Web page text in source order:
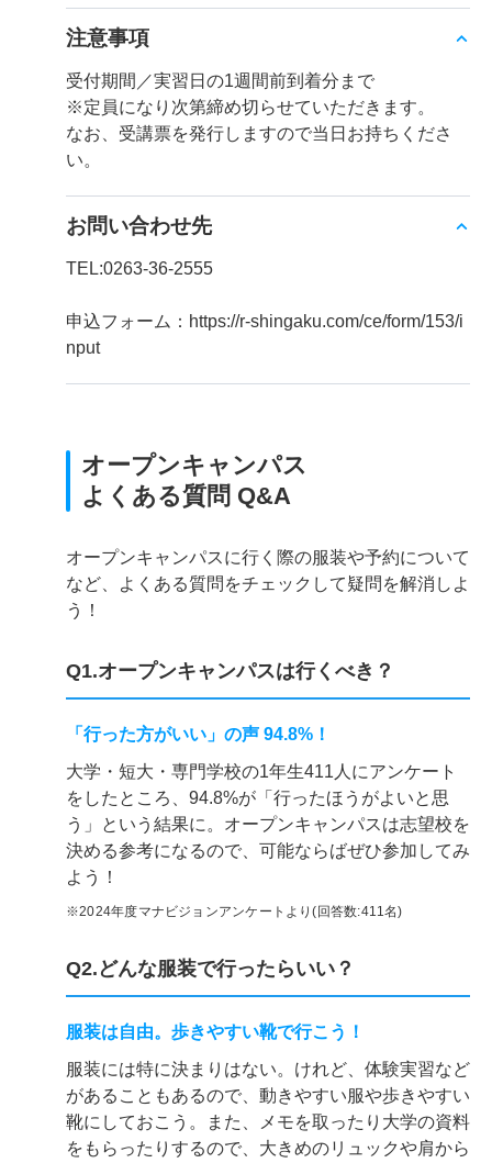
注意事項
受付期間／実習日の1週間前到着分まで
※定員になり次第締め切らせていただきます。
なお、受講票を発行しますので当日お持ちくださ
い。
お問い合わせ先
TEL:0263-36-2555
申込フォーム：https://r-shingaku.com/ce/form/153/i
nput
オープンキャンパス
よくある質問 Q&A
オープンキャンパスに行く際の服装や予約について
など、よくある質問をチェックして疑問を解消しよ
う！
Q1.オープンキャンパスは行くべき？
「行った方がいい」の声 94.8%！
大学・短大・専門学校の1年生411人にアンケート
をしたところ、94.8%が「行ったほうがよいと思
う」という結果に。オープンキャンパスは志望校を
決める参考になるので、可能ならばぜひ参加してみ
よう！
※2024年度マナビジョンアンケートより(回答数:411名)
Q2.どんな服装で行ったらいい？
服装は自由。歩きやすい靴で行こう！
服装には特に決まりはない。けれど、体験実習など
があることもあるので、動きやすい服や歩きやすい
靴にしておこう。また、メモを取ったり大学の資料
をもらったりするので、大きめのリュックや肩から